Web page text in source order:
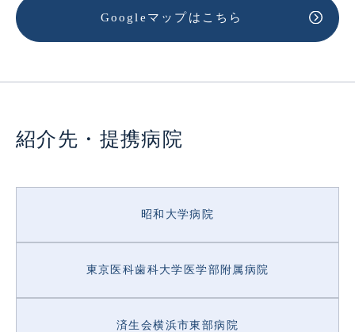
Googleマップはこちら
紹介先・提携病院
昭和大学病院
東京医科歯科大学医学部附属病院
済生会横浜市東部病院